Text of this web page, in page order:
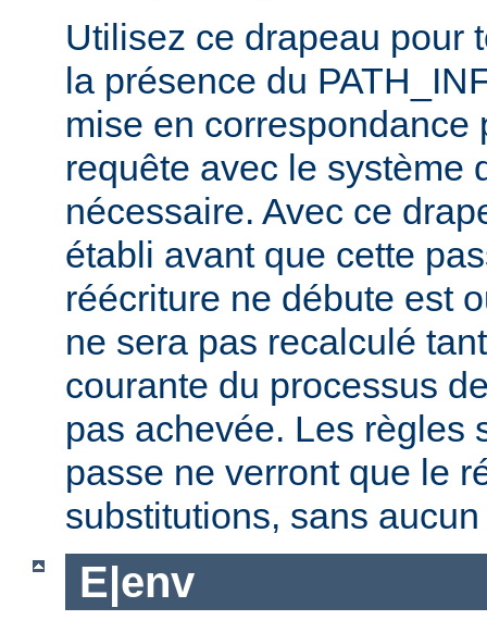
Utilisez ce drapeau pour
la présence du
mise en correspondance
requête avec le système
nécessaire. Avec ce
établi avant que cette
réécriture ne débute est
ne sera pas recalculé
courante du processus
pas achevée. Les règles
passe ne verront que le
substitutions, sans
E|env